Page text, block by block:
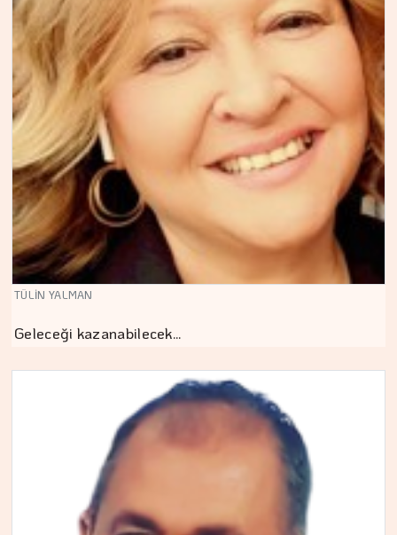
TÜLİN YALMAN
Geleceği kazanabilecek…